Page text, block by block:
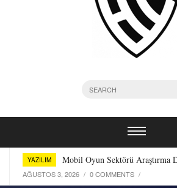
0 COMMENTS /
YAZILIM Mobil Oyun Sektörü Araştırma
AĞUSTOS 3, 2026 / 0 COMMENTS /